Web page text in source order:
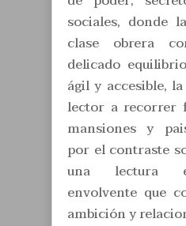
sociales, donde
clase obrera
delicado
ágil y accesible,
lector a recorrer
mansiones y
por el contraste
una lectura
envolvente que
ambición y